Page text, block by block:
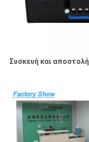
Συσκευή και αποστολή